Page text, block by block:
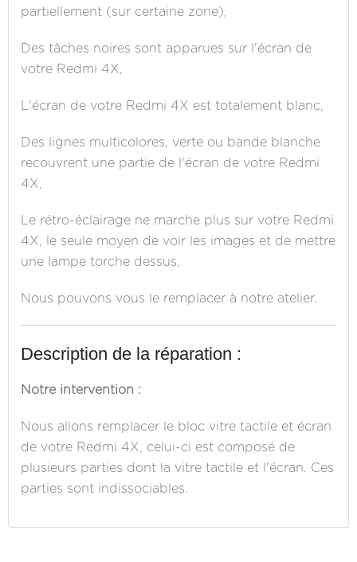
partiellement (sur certaine zone),
Des tâches noires sont apparues sur l'écran de
votre Redmi 4X,
L'écran de votre Redmi 4X est totalement blanc,
Des lignes multicolores, verte ou bande blanche
recouvrent une partie de l'écran de votre Redmi
4X,
Le rétro-éclairage ne marche plus sur votre Redmi
4X, le seule moyen de voir les images et de mettre
une lampe torche dessus,
Nous pouvons vous le remplacer à notre atelier.
Description de la réparation :
Notre intervention :
Nous allons remplacer le bloc vitre tactile et écran
de votre Redmi 4X, celui-ci est composé de
plusieurs parties dont la vitre tactile et l'écran. Ces
parties sont indissociables.